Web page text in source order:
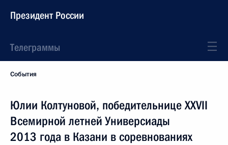
Президент России
Телеграммы
События
Юлии Колтуновой, победительнице XXVII
Всемирной летней Универсиады
2013 года в Казани в соревнованиях